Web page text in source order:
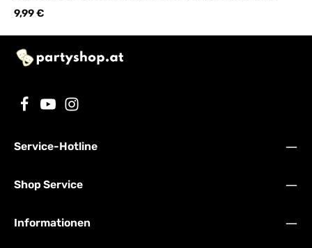
Deutschland!
Regulärer Preis:
9,99 €
Service-Hotline
Shop Service
Informationen